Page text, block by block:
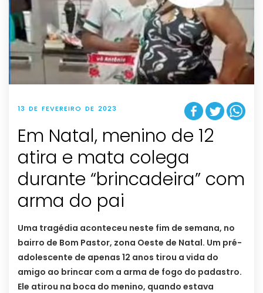
13 DE FEVEREIRO DE 2023
Em Natal, menino de 12
atira e mata colega
durante “brincadeira” com
arma do pai
Uma tragédia aconteceu neste fim de semana, no
bairro de Bom Pastor, zona Oeste de Natal. Um pré-
adolescente de apenas 12 anos tirou a vida do
amigo ao brincar com a arma de fogo do padastro.
Ele atirou na boca do menino, quando estava